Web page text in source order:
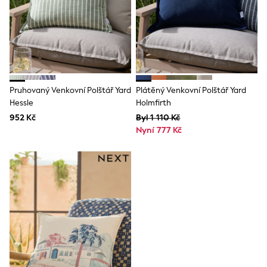
BOYS
New In
New in from Next
50 - 92cm
98 - 110cm
116 - 134cm
140 - 174cm
New In
Trending: Top & Short Sets
THE SET
All Clothing
T-Shirts
Shorts
Shirts
Sets & Outfits
Joggers
Trousers & Chinos
Sweatshirts & Hoodies
Knitwear
Tops
Pruhovaný Venkovní Polštář Yard
Hessle
952 Kč
Plátěný Venkovní Polštář Yard
Holmfirth
Byl 1 110 Kč
Nyní 777 Kč